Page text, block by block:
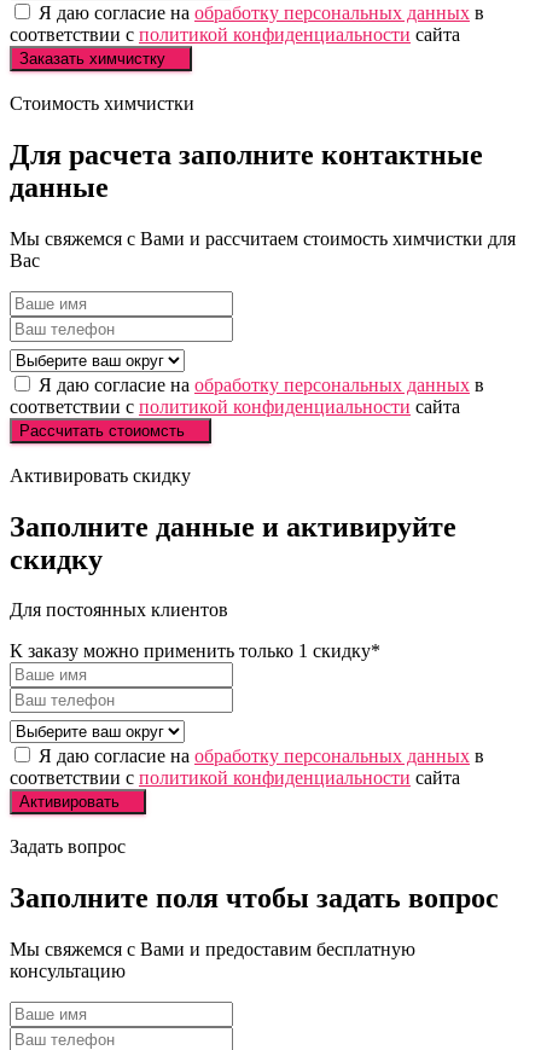
Я даю согласие на обработку персональных данных в
соответствии с политикой конфиденциальности сайта
Заказать химчистку
Стоимость химчистки
Для расчета заполните контактные
данные
Мы свяжемся с Вами и рассчитаем стоимость химчистки для
Вас
Я даю согласие на обработку персональных данных в
соответствии с политикой конфиденциальности сайта
Рассчитать стоиомсть
Активировать скидку
Заполните данные и активируйте
скидку
Для постоянных клиентов
К заказу можно применить только 1 скидку*
Я даю согласие на обработку персональных данных в
соответствии с политикой конфиденциальности сайта
Активировать
Задать вопрос
Заполните поля чтобы задать вопрос
Мы свяжемся с Вами и предоставим бесплатную
консультацию